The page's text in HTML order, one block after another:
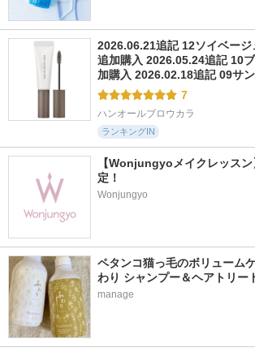
2026.06.21追記 12ソイベージ
追加購入 2026.05.24追記 10
加購入 2026.02.18追記 09サ
7
ハンオールブロウカラ
ランキングIN
【Wonjungyoメイクレッス
定！
Wonjungyo
ペタンコ猫っ毛のボリューム
わり シャンプー＆ヘアトリー
manage